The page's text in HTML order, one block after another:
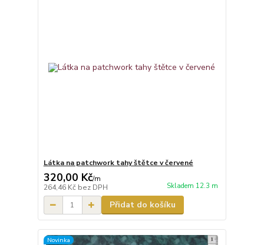
Látka na patchwork tahy štětce v červené
320,00 Kč/m
264,46 Kč bez DPH Skladem 12.3 m
Přidat do košíku
Novinka